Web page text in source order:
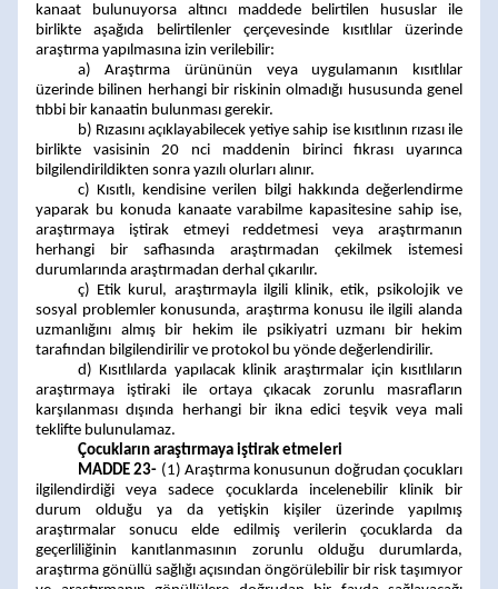
kanaat bulunuyorsa altıncı maddede belirtilen hususlar ile
birlikte aşağıda belirtilenler çerçevesinde kısıtlılar üzerinde
araştırma yapılmasına izin verilebilir:
a) Araştırma ürününün veya uygulamanın kısıtlılar
üzerinde bilinen herhangi bir riskinin olmadığı hususunda genel
tıbbi bir kanaatin bulunması gerekir.
b) Rızasını açıklayabilecek yetiye sahip ise kısıtlının rızası ile
birlikte vasisinin 20 nci maddenin birinci fıkrası uyarınca
bilgilendirildikten sonra yazılı olurları alınır.
c) Kısıtlı, kendisine verilen bilgi hakkında değerlendirme
yaparak bu konuda kanaate varabilme kapasitesine sahip ise,
araştırmaya iştirak etmeyi reddetmesi veya araştırmanın
herhangi bir safhasında araştırmadan çekilmek istemesi
durumlarında araştırmadan derhal çıkarılır.
ç) Etik kurul, araştırmayla ilgili klinik, etik, psikolojik ve
sosyal problemler konusunda, araştırma konusu ile ilgili alanda
uzmanlığını almış bir hekim ile psikiyatri uzmanı bir hekim
tarafından bilgilendirilir ve protokol bu yönde değerlendirilir.
d) Kısıtlılarda yapılacak klinik araştırmalar için kısıtlıların
araştırmaya iştiraki ile ortaya çıkacak zorunlu masrafların
karşılanması dışında herhangi bir ikna edici teşvik veya mali
teklifte bulunulamaz.
Çocukların araştırmaya iştirak etmeleri
MADDE 23- (1) Araştırma konusunun doğrudan çocukları
ilgilendirdiği veya sadece çocuklarda incelenebilir klinik bir
durum olduğu ya da yetişkin kişiler üzerinde yapılmış
araştırmalar sonucu elde edilmiş verilerin çocuklarda da
geçerliliğinin kanıtlanmasının zorunlu olduğu durumlarda,
araştırma gönüllü sağlığı açısından öngörülebilir bir risk taşımıyor